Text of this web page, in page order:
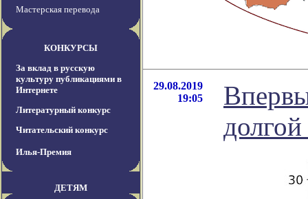
Мастерская перевода
КОНКУРСЫ
За вклад в русскую
культуру публикациями в
Интернете
Литературный конкурс
Читательский конкурс
Илья-Премия
ДЕТЯМ
29.08.2019
19:05